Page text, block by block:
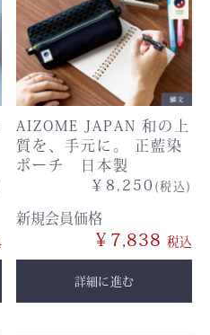
AIZOME JAPAN 和の上
質を、手元に。 正藍染
ポーチ 日本製
￥8,250 (税込)
新規会員価格
￥7,838
詳細に進む